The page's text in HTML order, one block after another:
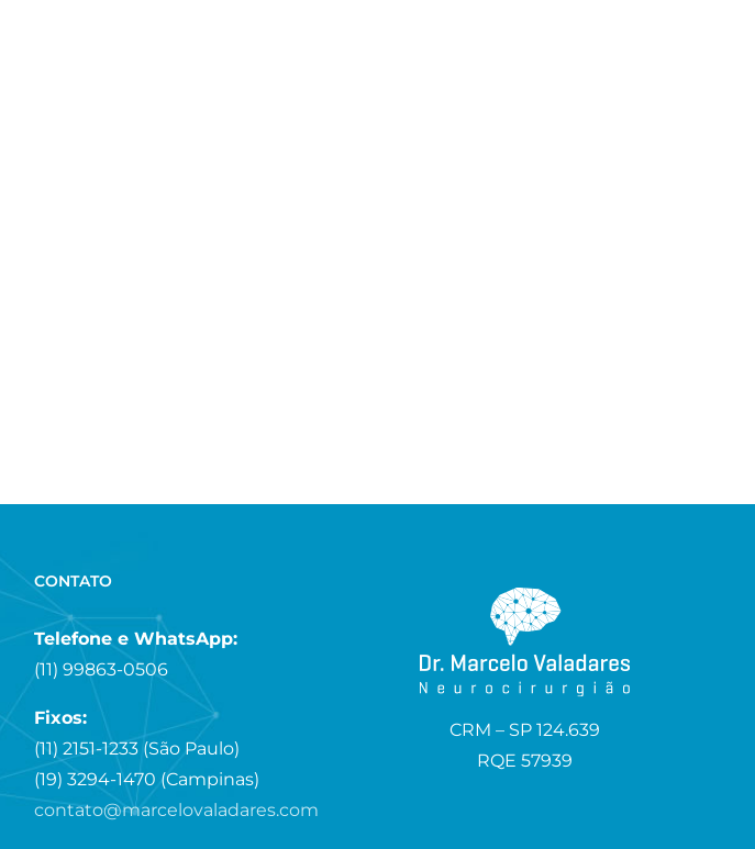
CONTATO
Telefone e WhatsApp:
(11) 99863-0506
Fixos:
(11) 2151-1233 (São Paulo)
(19) 3294-1470 (Campinas)
contato@marcelovaladares.com
CRM – SP 124.639
RQE 57939